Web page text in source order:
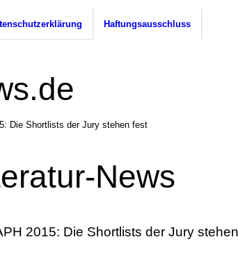
Haftungsausschluss
Die Shortlists der Jury stehen fest
News
2015: Die Shortlists der Jury